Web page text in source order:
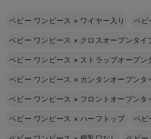
ベビー ワンピース × ワイヤー入り ベビ
ベビー ワンピース × クロスオープンタイ
ベビー ワンピース × ストラップオープン
ベビー ワンピース × カンタンオープンタ
ベビー ワンピース × フロントオープンタ
ベビー ワンピース ×ハーフトップ ベビ